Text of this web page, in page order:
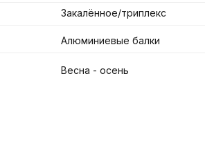
Весна - осень
Алюминиевые балки
Закалённое/триплекс